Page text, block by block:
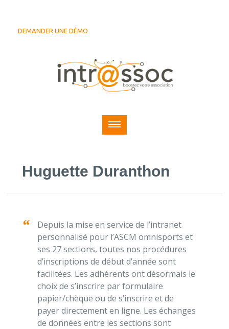
DEMANDER UNE DÉMO
Huguette Duranthon
Depuis la mise en service de l’intranet
personnalisé pour l’ASCM omnisports et
ses 27 sections, toutes nos procédures
d’inscriptions de début d’année sont
facilitées. Les adhérents ont désormais le
choix de s’inscrire par formulaire
papier/chèque ou de s’inscrire et de
payer directement en ligne. Les échanges
de données entre les sections sont